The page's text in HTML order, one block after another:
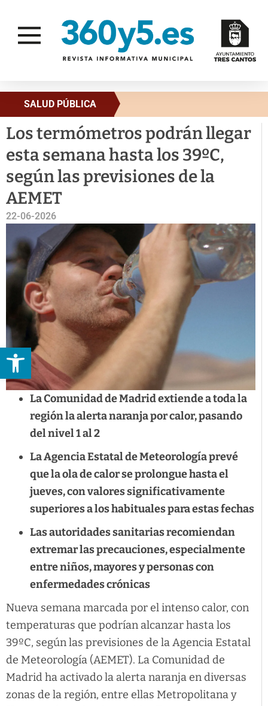
Abrir barra de herramientas
SALUD PÚBLICA
Los termómetros podrán llegar
esta semana hasta los 39ºC,
según las previsiones de la
AEMET
22-06-2026
La Comunidad de Madrid extiende a toda la
región la alerta naranja por calor, pasando
del nivel 1 al 2
La Agencia Estatal de Meteorología prevé
que la ola de calor se prolongue hasta el
jueves, con valores significativamente
superiores a los habituales para estas fechas
Las autoridades sanitarias recomiendan
extremar las precauciones, especialmente
entre niños, mayores y personas con
enfermedades crónicas
Nueva semana marcada por el intenso calor, con
temperaturas que podrían alcanzar hasta los
39ºC, según las previsiones de la Agencia Estatal
de Meteorología (AEMET). La Comunidad de
Madrid ha activado la alerta naranja en diversas
zonas de la región, entre ellas Metropolitana y